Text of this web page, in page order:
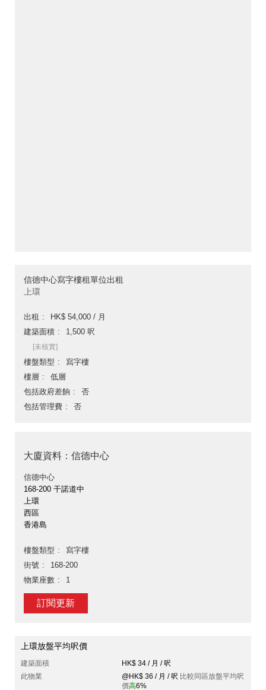
信德中心寫字樓租單位出租
上環
出租
HK$ 54,000 / 月
建築面積
1,500 呎
[未核實]
樓盤類型
寫字樓
樓層
低層
包括政府差餉
否
包括管理費
否
大廈資料：信德中心
信德中心
168-200 干諾道中
上環
西區
香港島
樓盤類型
寫字樓
街號
168-200
物業座數
1
訂閱更新
上環放盤平均呎價
建築面積
HK$ 34 / 月 / 呎
此物業
@HK$ 36 / 月 / 呎 比較同區放盤平均呎
價高6%